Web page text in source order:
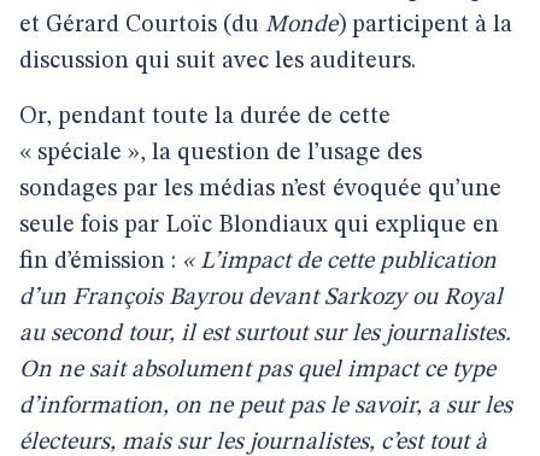
et Gérard Courtois (du Monde) participent à la
discussion qui suit avec les auditeurs.
Or, pendant toute la durée de cette
« spéciale », la question de l’usage des
sondages par les médias n’est évoquée qu’une
seule fois par Loïc Blondiaux qui explique en
fin d’émission : « L’impact de cette publication
d’un François Bayrou devant Sarkozy ou Royal
au second tour, il est surtout sur les journalistes.
On ne sait absolument pas quel impact ce type
d’information, on ne peut pas le savoir, a sur les
électeurs, mais sur les journalistes, c’est tout à